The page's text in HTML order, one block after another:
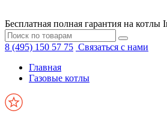
Бесплатная полная гарантия на котлы
8 (495) 150 57 75 Связаться с нами
Главная
Газовые котлы